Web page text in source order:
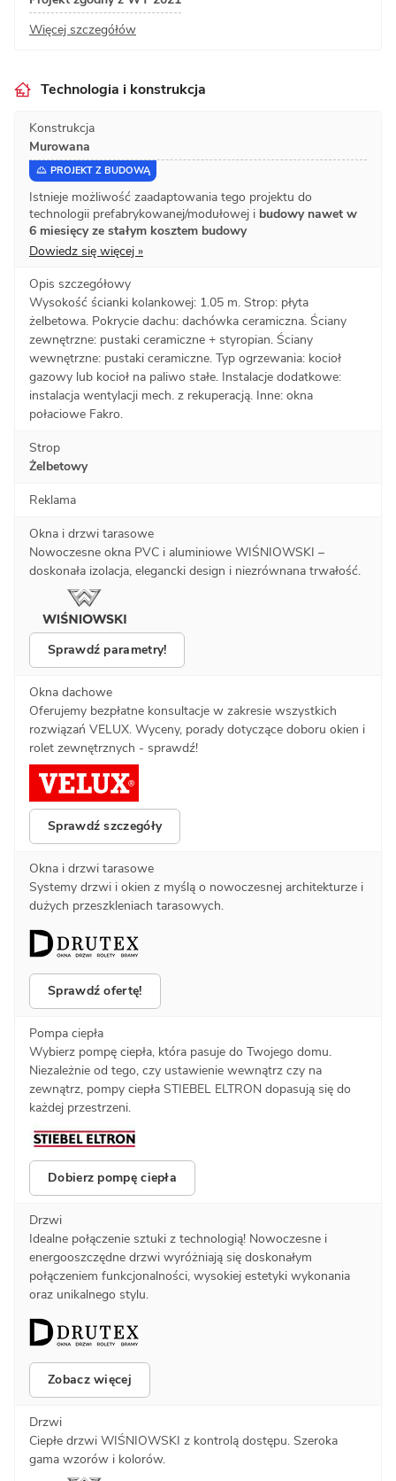
Więcej szczegółów
Technologia i konstrukcja
Konstrukcja
Murowana
PROJEKT Z BUDOWĄ
Istnieje możliwość zaadaptowania tego projektu do
technologii prefabrykowanej/modułowej i budowy nawet w
6 miesięcy ze stałym kosztem budowy
Dowiedz się więcej »
Opis szczegółowy
Wysokość ścianki kolankowej: 1.05 m. Strop: płyta
żelbetowa. Pokrycie dachu: dachówka ceramiczna. Ściany
zewnętrzne: pustaki ceramiczne + styropian. Ściany
wewnętrzne: pustaki ceramiczne. Typ ogrzewania: kocioł
gazowy lub kocioł na paliwo stałe. Instalacje dodatkowe:
instalacja wentylacji mech. z rekuperacją. Inne: okna
połaciowe Fakro.
Strop
Żelbetowy
Reklama
Okna i drzwi tarasowe
Nowoczesne okna PVC i aluminiowe WIŚNIOWSKI –
doskonała izolacja, elegancki design i niezrównana trwałość.
Sprawdź parametry!
Okna dachowe
Oferujemy bezpłatne konsultacje w zakresie wszystkich
rozwiązań VELUX. Wyceny, porady dotyczące doboru okien i
rolet zewnętrznych - sprawdź!
Sprawdź szczegóły
Okna i drzwi tarasowe
Systemy drzwi i okien z myślą o nowoczesnej architekturze i
dużych przeszkleniach tarasowych.
Sprawdź ofertę!
Pompa ciepła
Wybierz pompę ciepła, która pasuje do Twojego domu.
Niezależnie od tego, czy ustawienie wewnątrz czy na
zewnątrz, pompy ciepła STIEBEL ELTRON dopasują się do
każdej przestrzeni.
Dobierz pompę ciepła
Drzwi
Idealne połączenie sztuki z technologią! Nowoczesne i
energooszczędne drzwi wyróżniają się doskonałym
połączeniem funkcjonalności, wysokiej estetyki wykonania
oraz unikalnego stylu.
Zobacz więcej
Drzwi
Ciepłe drzwi WIŚNIOWSKI z kontrolą dostępu. Szeroka
gama wzorów i kolorów.